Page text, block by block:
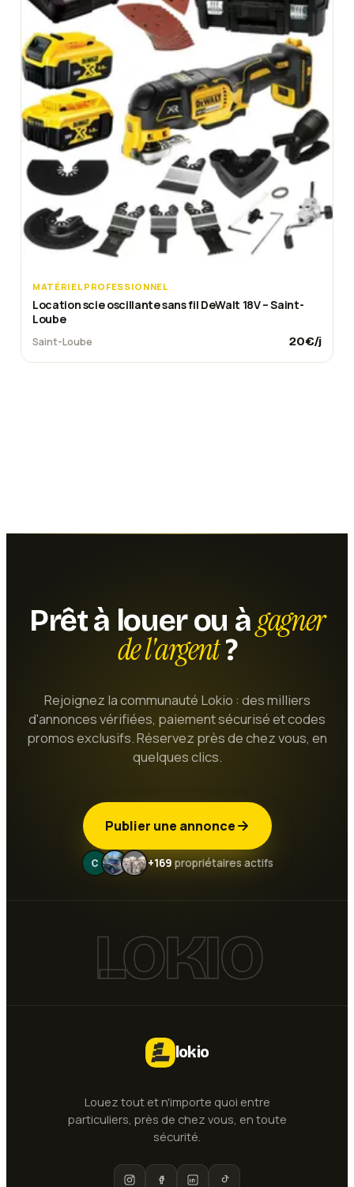
MATÉRIEL PROFESSIONNEL
Location scie oscillante sans fil DeWalt 18V – Saint-
Loube
Saint-Loube 20€/j
Prêt à louer ou àgagner
de l'argent?
Rejoignez la communauté Lokio : des milliers
d'annonces vérifiées, paiement sécurisé et codes
promos exclusifs. Réservez près de chez vous, en
quelques clics.
Publier une annonce
+169 propriétaires actifs
LOKIO
lokio
Louez tout et n'importe quoi entre
particuliers, près de chez vous, en toute
sécurité.